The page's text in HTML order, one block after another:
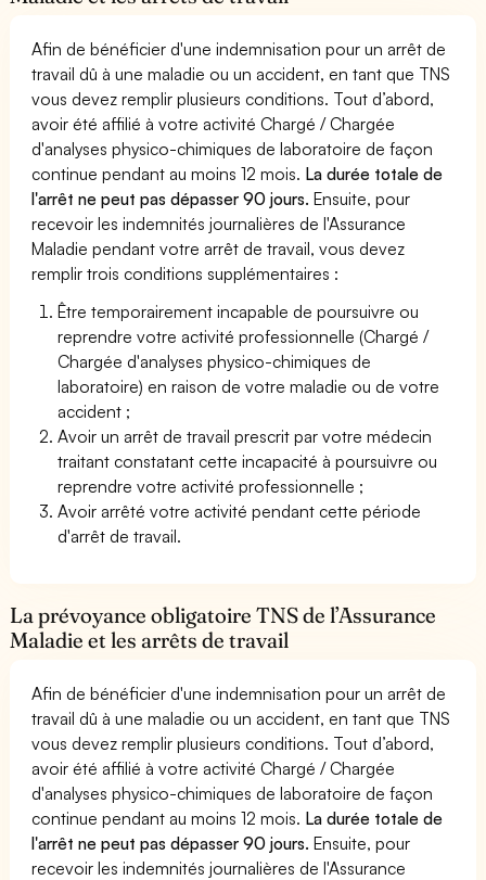
Afin de bénéficier d'une indemnisation pour un arrêt de
travail dû à une maladie ou un accident, en tant que TNS
vous devez remplir plusieurs conditions. Tout d’abord,
avoir été affilié à votre activité Chargé / Chargée
d'analyses physico-chimiques de laboratoire de façon
continue pendant au moins 12 mois. La durée totale de
l'arrêt ne peut pas dépasser 90 jours. Ensuite, pour
recevoir les indemnités journalières de l'Assurance
Maladie pendant votre arrêt de travail, vous devez
remplir trois conditions supplémentaires :
Être temporairement incapable de poursuivre ou
reprendre votre activité professionnelle (Chargé /
Chargée d'analyses physico-chimiques de
laboratoire) en raison de votre maladie ou de votre
accident ;
Avoir un arrêt de travail prescrit par votre médecin
traitant constatant cette incapacité à poursuivre ou
reprendre votre activité professionnelle ;
Avoir arrêté votre activité pendant cette période
d'arrêt de travail.
La prévoyance obligatoire TNS de l’Assurance
Maladie et les arrêts de travail
Afin de bénéficier d'une indemnisation pour un arrêt de
travail dû à une maladie ou un accident, en tant que TNS
vous devez remplir plusieurs conditions. Tout d’abord,
avoir été affilié à votre activité Chargé / Chargée
d'analyses physico-chimiques de laboratoire de façon
continue pendant au moins 12 mois. La durée totale de
l'arrêt ne peut pas dépasser 90 jours. Ensuite, pour
recevoir les indemnités journalières de l'Assurance